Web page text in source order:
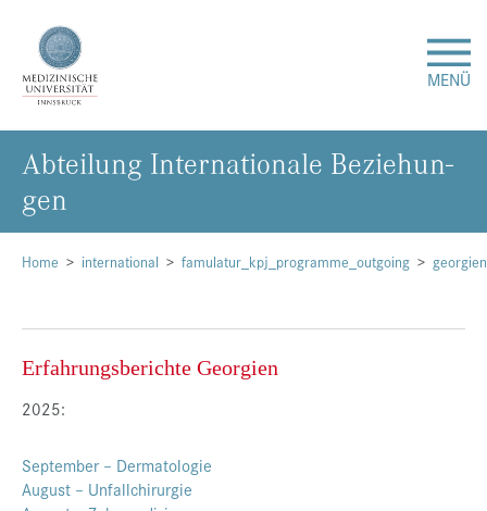
MENÜ
Forschung
Studium & Lehre
Über uns
Internationales
Events
Home international famulatur_kpj_programme_outgoing georgien
Erfahrungsberichte Georgien
2025:
September – Dermatologie
August – Unfallchirurgie
Ab­tei­lung In­ter­na­tio­na­le Be­zie­hun­
gen